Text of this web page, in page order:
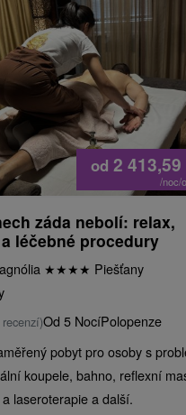
od 2 413,59
/noc/
záda nebolí: relax,
léčebné procedury
★★★★ Piešťany
Od 5 NocíPolopenze
pobyt pro osoby s
koupele, bahno, reflexní
laseroterapie a další.